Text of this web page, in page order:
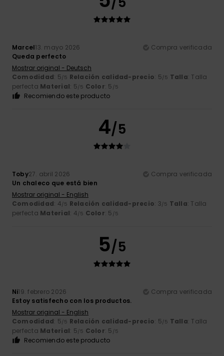
Marcel13. mayo 2026
Compra verificada
Queda perfecto
Mostrar original - Deutsch
Comodidad: 5/5 Relación calidad-precio: 5/5 Talla: Talla
perfecta Material: 5/5 Color: 5 /5
Recomiendo este producto
4/5
Toby27. abril 2026
Compra verificada
Un chaleco que está bien
Mostrar original - English
Comodidad: 4/5 Relación calidad-precio: 3/5 Talla: Talla
perfecta Material: 4/5 Color: 5 /5
5/5
Ni19. febrero 2026
Compra verificada
Estoy satisfecho con los productos.
Mostrar original - English
Comodidad: 5/5 Relación calidad-precio: 5/5 Talla: Talla
perfecta Material: 5/5 Color: 5 /5
Recomiendo este producto